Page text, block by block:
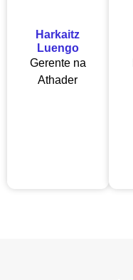
Harkaitz
Luengo
Gerente na
Athader